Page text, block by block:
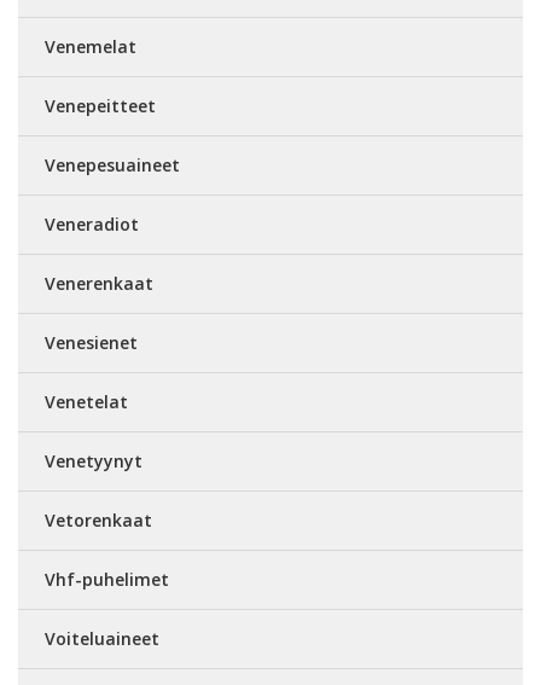
Venemelat
Venepeitteet
Venepesuaineet
Veneradiot
Venerenkaat
Venesienet
Venetelat
Venetyynyt
Vetorenkaat
Vhf-puhelimet
Voiteluaineet